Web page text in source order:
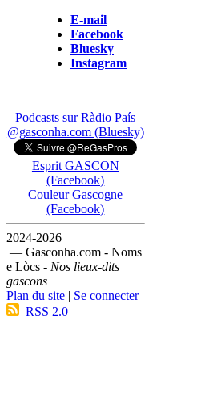
E-mail
Facebook
Bluesky
Instagram
Podcasts sur Ràdio País
@gasconha.com (Bluesky)
Esprit GASCON
(Facebook)
Couleur Gascogne
(Facebook)
2024-2026
— Gasconha.com - Noms
e Lòcs - Nos lieux-dits
gascons
Plan du site | Se connecter|
RSS 2.0